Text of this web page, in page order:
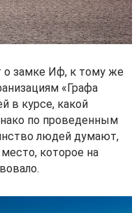
замке Иф, к тому же
«Графа
в курсе, какой
по проведенным
людей думают,
которое на